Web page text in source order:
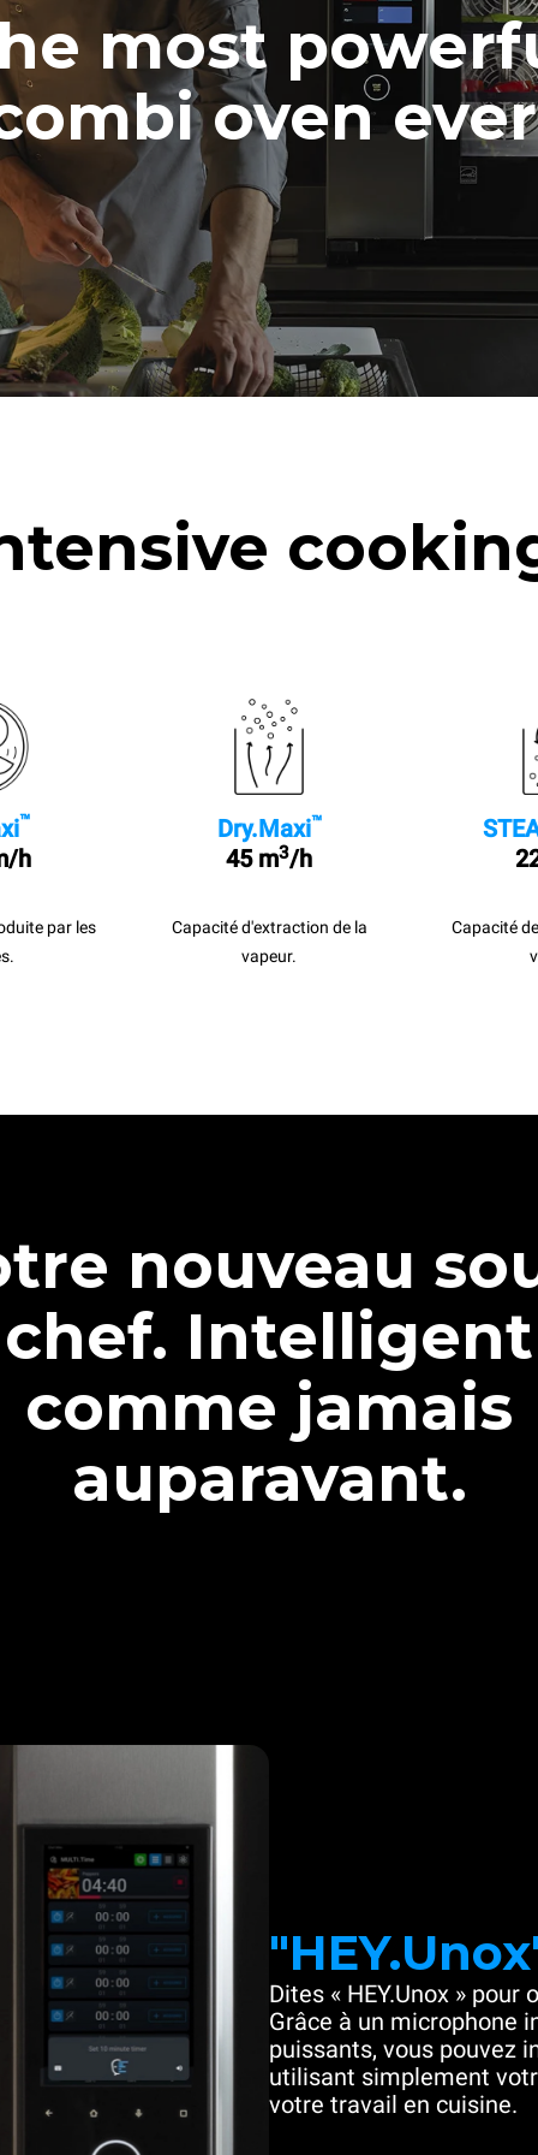
most
oven
™
h
par les
Dry.Maxi™
45 m3/h
Capacité d'extraction de la
vapeur.
Capacité
nouveau
chef. Intelligent
comme jamais
auparavant.
Dites « HEY.Unox »
Grâce à un microphone
puissants, vous pouvez
utilisant simplement
votre travail en cuisine.